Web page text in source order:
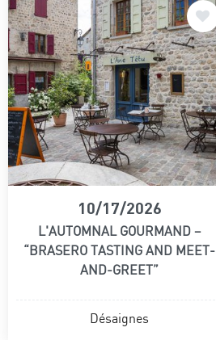
10/17/2026
L'AUTOMNAL GOURMAND –
“BRASERO TASTING AND MEET-
AND-GREET”
Désaignes